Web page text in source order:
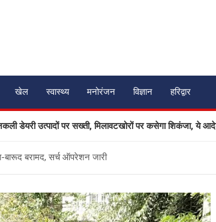
खेल स्वास्थ्य मनोरंजन विज्ञान हरिद्वार
पर सख्ती, मिलावटखोरों पर कसेगा शिकंजा, ये आदेश हुआ जारी
बरामद, सर्च ऑपरेशन जारी